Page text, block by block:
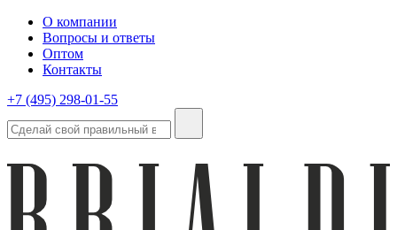
О компании
Вопросы и ответы
Оптом
Контакты
+7 (495) 298-01-55